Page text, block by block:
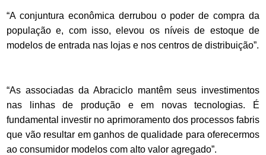
“A conjuntura econômica derrubou o poder de compra da
população e, com isso, elevou os níveis de estoque de
modelos de entrada nas lojas e nos centros de distribuição”.
“As associadas da Abraciclo mantêm seus investimentos
nas linhas de produção e em novas tecnologias. É
fundamental investir no aprimoramento dos processos fabris
que vão resultar em ganhos de qualidade para oferecermos
ao consumidor modelos com alto valor agregado”.